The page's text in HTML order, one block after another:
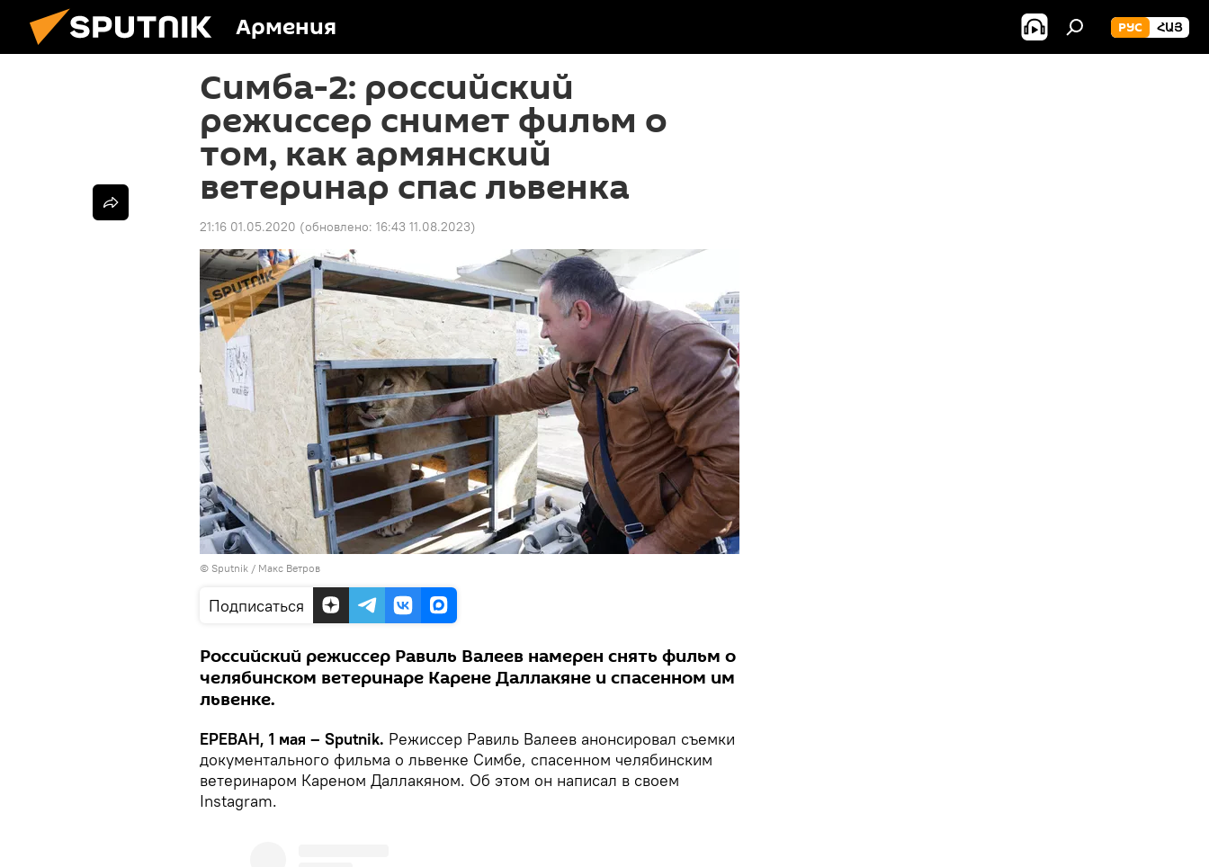
Армения РУС ՀԱՅ
Симба-2: российский
режиссер снимет фильм о
том, как армянский
ветеринар спас львенка
21:16 01.05.2020 (обновлено: 16:43 11.08.2023)
© Sputnik / Макс Ветров
Подписаться
Российский режиссер Равиль Валеев намерен снять фильм о
челябинском ветеринаре Карене Даллакяне и спасенном им
львенке.
ЕРЕВАН, 1 мая – Sputnik. Режиссер Равиль Валеев анонсировал съемки
документального фильма о львенке Симбе, спасенном челябинским
ветеринаром Кареном Даллакяном. Об этом он написал в своем
Instagram.